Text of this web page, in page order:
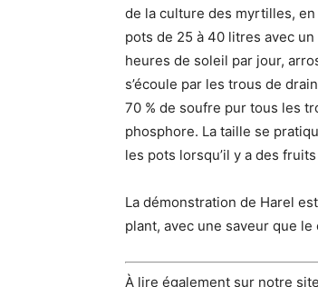
de la culture des myrtilles,
pots de 25 à 40 litres avec
heures de soleil par jour,
s’écoule par les trous de
70 % de soufre pur tous les
phosphore. La taille se
les pots lorsqu’il y a des
La démonstration de Harel
plant, avec une saveur que
À lire également sur notre